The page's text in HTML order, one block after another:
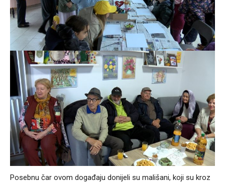
Posebnu čar ovom događaju donijeli su mališani, koji su kroz